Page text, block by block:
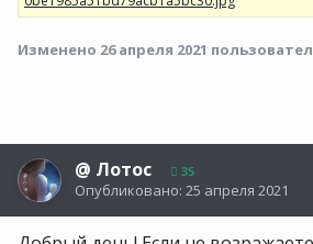
Изменено 26 апреля 2021
@ Лотос 35
Опубликовано: 25 апреля 2021